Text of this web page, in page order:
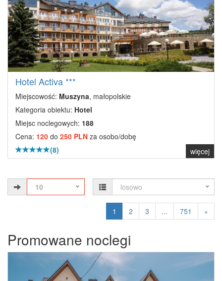
Hotel Activa ***
Miejscowość: Muszyna, małopolskie
Kategoria obiektu: Hotel
Miejsc noclegowych: 188
Cena: 120 do 250 PLN za osobo/dobę
(8)
więcej
10 losowo
1 2 3 ... 751 »
Promowane noclegi
Previous Next